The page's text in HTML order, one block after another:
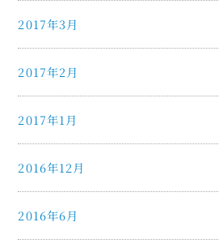
2017年3月
2017年2月
2017年1月
2016年12月
2016年6月